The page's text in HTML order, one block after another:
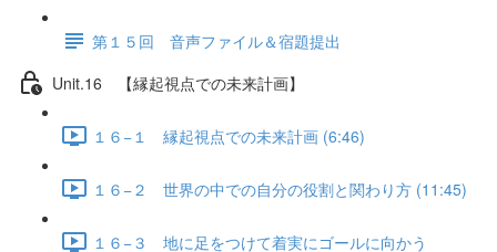
第１５回 音声ファイル＆宿題提出
Unit.16 【縁起視点での未来計画】
１６−１ 縁起視点での未来計画 (6:46)
１６−２ 世界の中での自分の役割と関わり方 (11:45)
１６−３ 地に足をつけて着実にゴールに向かう